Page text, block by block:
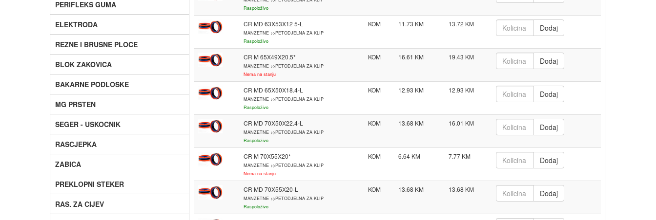
PERIFLEKS GUMA
ELEKTRODA
REZNE I BRUSNE PLOCE
BLOK ZAKOVICA
BAKARNE PODLOSKE
MG PRSTEN
SEGER - USKOCNIK
RASCJEPKA
ZABICA
PREKLOPNI STEKER
RAS. ZA CIJEV
Raspoloživo
CR MD 63X53X12 5-L
MANZETNE >>PETODJELNA ZA KLIP
Raspoloživo
KOM 11.73 13.72
CR M 65X49X20.5*
MANZETNE >>PETODJELNA ZA KLIP
Nema na stanju
KOM 16.61 19.43
CR MD 65X50X18.4-L
MANZETNE >>PETODJELNA ZA KLIP
Raspoloživo
KOM 12.93 12.93
CR MD 70X50X22.4-L
MANZETNE >>PETODJELNA ZA KLIP
Raspoloživo
KOM 13.68 16.01
CR M 70X55X20*
MANZETNE >>PETODJELNA ZA KLIP
Nema na stanju
KOM 6.64 7.77
CR MD 70X55X20-L
MANZETNE >>PETODJELNA ZA KLIP
Raspoloživo
KOM 13.68 13.68